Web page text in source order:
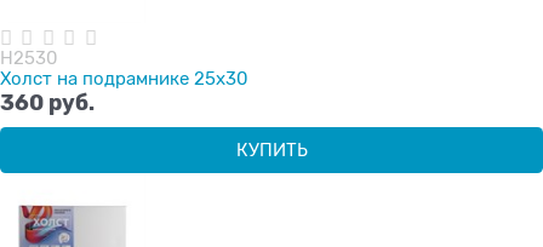
H2530
Холст на подрамнике 25х30
360 руб.
КУПИТЬ